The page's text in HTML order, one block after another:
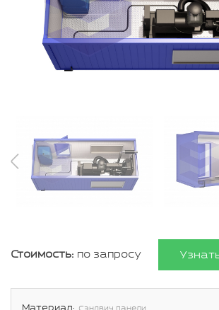
Стоимость: по запросу
Сэндвич панели